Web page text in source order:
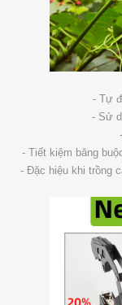
- Tự
- Sử
- Tiết kiệm băng
- Đặc hiệu khi trồng